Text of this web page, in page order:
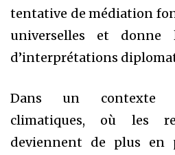
tentative de médiation
universelles et
d’interprétations
Dans un contexte
climatiques, où les
deviennent de plus en